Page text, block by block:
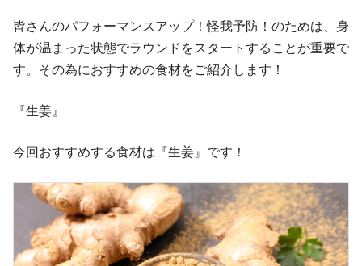
皆さんのパフォーマンスアップ！怪我予防！のためは、身
体が温まった状態でラウンドをスタートすることが重要で
す。その為におすすめの食材をご紹介します！
『生姜』
今回おすすめする食材は『生姜』です！